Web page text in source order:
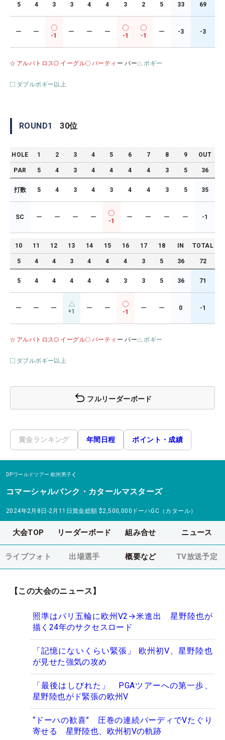
5 4 3 3 4 4 3 2 5 33 69
ー ー
-1
ー ー ー
-1 -1
ー -3 -3
アルバトロス イーグル バーティ ー パー ボギー
ダブルボギー以上
ROUND1 30位
HOLE 1 2 3 4 5 6 7 8 9 OUT
PAR 5 4 3 4 4 4 4 3 5 36
打数 5 4 3 4 3 4 4 3 5 35
SC ー ー ー ー
-1
ー ー ー ー -1
10 11 12 13 14 15 16 17 18 IN TOTAL
5 4 4 3 4 4 4 3 5 36 72
5 4 4 4 4 4 3 3 5 36 71
ー ー ー +1 ー ー
-1
ー ー 0 -1
アルバトロス イーグル バーティ ー パー ボギー
ダブルボギー以上
フルリーダーボード
賞金ランキング 年間日程 ポイント・成績
DPワールドツアー 欧州男子
コマーシャルバンク・カタールマスターズ
2024年2月8日-2月11日賞金総額 $2,500,000 ドーハGC（カタール）
大会TOP リーダーボード 組み合せ ニュース
ライブフォト 出場選手 概要など TV放送予定
【この大会のニュース】
照準はパリ五輪に欧州V2→米進出 星野陸也が
描く24年のサクセスロード
「記憶にないくらい緊張」 欧州初V、星野陸也
が見せた強気の攻め
「最後はしびれた」 PGAツアーへの第一歩、
星野陸也がド緊張の欧州V
“ドーハの歓喜” 圧巻の連続バーディでVたぐり
寄せる 星野陸也、欧州初Vの軌跡